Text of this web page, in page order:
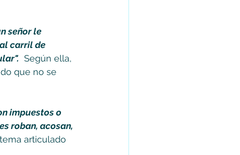
señor le
carril de
  Según ella,
que no se
impuestos o
roban, acosan,
articulado